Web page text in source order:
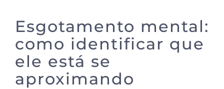
Esgotamento mental:
como identificar que
ele está se
aproximando